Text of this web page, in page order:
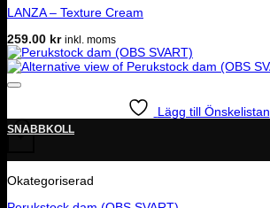
LANZA – Texture Cream
259.00 kr inkl. moms
Lägg till Önskelistan
+
SNABBKOLL
Okategoriserad